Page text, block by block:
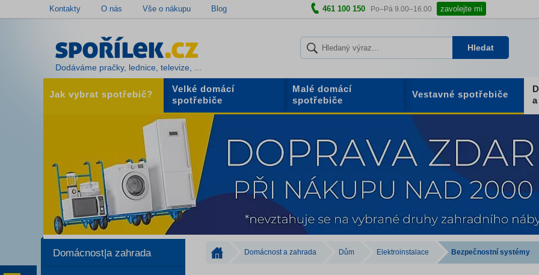
Kontakty O nás Vše o nákupu Blog 461 100 150 Po–Pá 9.00–16.00 zavolejte mi
Dodáváme pračky, lednice, televize, ...
Hledat
Jak vybrat spotřebič?
Velké domácí
spotřebiče
Malé domácí
spotřebiče
Vestavné spotřebiče
Domácnost a zahrada Dům Elektroinstalace Bezpečnostní systémy
Domácnost|a zahrada